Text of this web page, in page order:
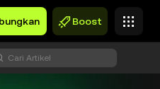
Boost